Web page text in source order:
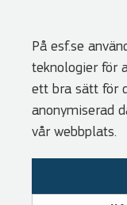
På esf.se
teknologier för
ett bra sätt för
anonymiserad
vår webbplats.
Nyhetsbrev
Genvägar
Webbshoppen